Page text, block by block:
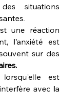
situations
une réaction
l'anxiété est
est
avec la